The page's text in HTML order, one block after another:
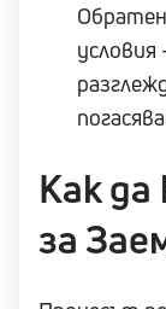
Обратен
Как
за